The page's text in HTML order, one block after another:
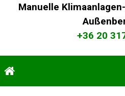
Manuelle
+36 20